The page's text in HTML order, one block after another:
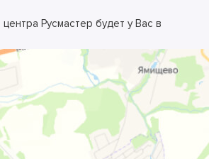
Русмастер будет у Вас в